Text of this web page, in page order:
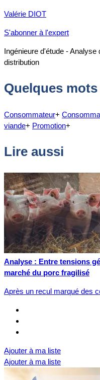
Valérie DIOT
S'abonner à l'expert
Ingénieure d'étude -
distribution
Quelques
Consommateur+
viande+ Promotion+
Lire aussi
Analyse : Entre tensions
marché du porc fragilisé
Après un recul marqué des
Ajouter à ma liste
Ajouter à ma liste